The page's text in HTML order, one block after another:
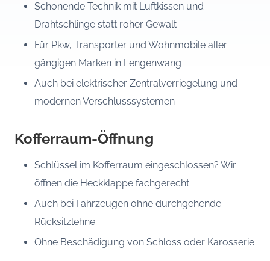
Schonende Technik mit Luftkissen und
Drahtschlinge statt roher Gewalt
Für Pkw, Transporter und Wohnmobile aller
gängigen Marken in Lengenwang
Auch bei elektrischer Zentralverriegelung und
modernen Verschlusssystemen
Kofferraum-Öffnung
Schlüssel im Kofferraum eingeschlossen? Wir
öffnen die Heckklappe fachgerecht
Auch bei Fahrzeugen ohne durchgehende
Rücksitzlehne
Ohne Beschädigung von Schloss oder Karosserie